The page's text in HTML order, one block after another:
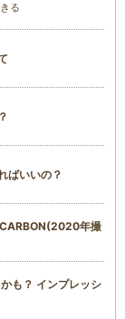
る
ばいいの？
年撮
も？ インプレッシ